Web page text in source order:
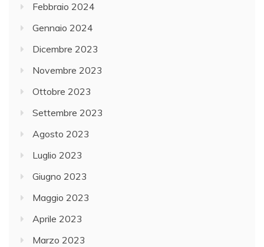
Febbraio 2024
Gennaio 2024
Dicembre 2023
Novembre 2023
Ottobre 2023
Settembre 2023
Agosto 2023
Luglio 2023
Giugno 2023
Maggio 2023
Aprile 2023
Marzo 2023